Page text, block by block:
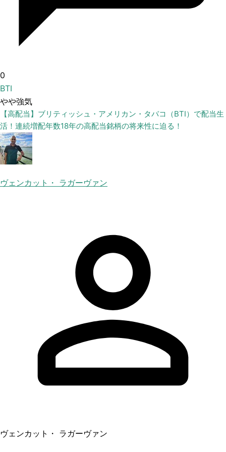
0
BTI
やや強気
【高配当】ブリティッシュ・アメリカン・タバコ（BTI）で配当生
活！連続増配年数18年の高配当銘柄の将来性に迫る！
ヴェンカット・ ラガーヴァン
ヴェンカット・ ラガーヴァン